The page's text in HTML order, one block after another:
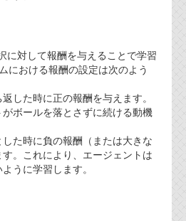
に対して報酬を与えることで学習
における報酬の設定は次のよう
した時に正の報酬を与えます。
ボールを落とさずに続ける動機
した時に負の報酬（または大きな
。これにより、エージェントは
うに学習します。